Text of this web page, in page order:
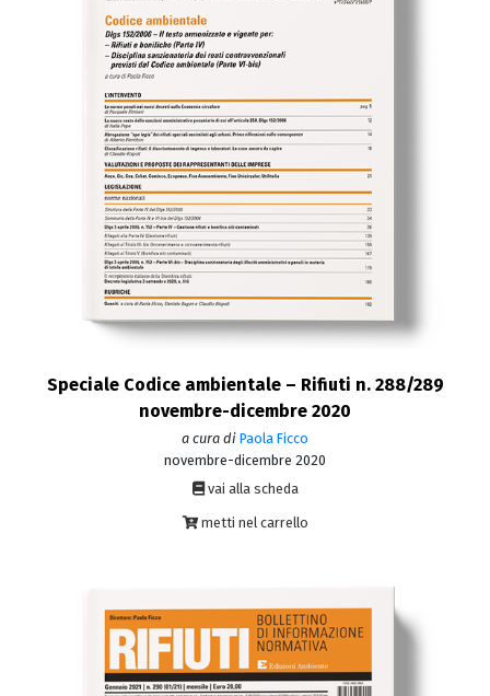
Speciale Codice ambientale – Rifiuti n. 288/289
novembre-dicembre 2020
a cura di Paola Ficco
novembre-dicembre 2020
vai alla scheda
metti nel carrello